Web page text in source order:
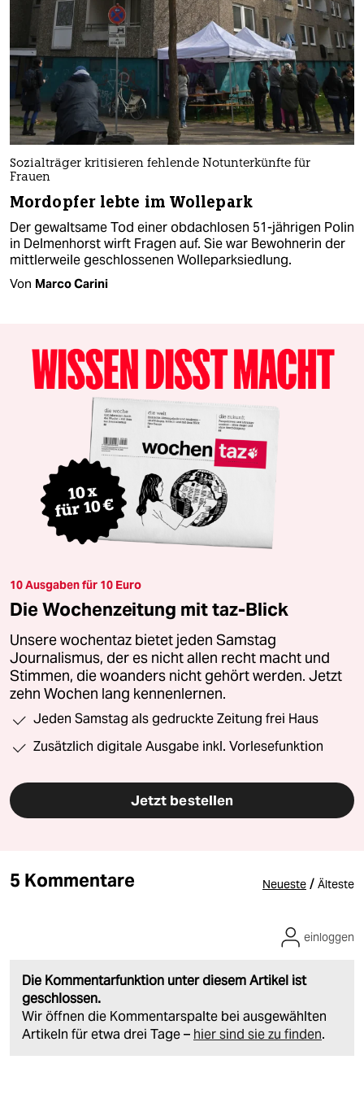
Sozialträger kritisieren fehlende Notunterkünfte für
Frauen
Mordopfer lebte im Wollepark
Der gewaltsame Tod einer obdachlosen 51-jährigen Polin
in Delmenhorst wirft Fragen auf. Sie war Bewohnerin der
mittlerweile geschlossenen Wolleparksiedlung.
Von Marco Carini
10 Ausgaben für 10 Euro
Die Wochenzeitung mit taz-Blick
Unsere wochentaz bietet jeden Samstag
Journalismus, der es nicht allen recht macht und
Stimmen, die woanders nicht gehört werden. Jetzt
zehn Wochen lang kennenlernen.
Jeden Samstag als gedruckte Zeitung frei Haus
Zusätzlich digitale Ausgabe inkl. Vorlesefunktion
Jetzt bestellen
5 Kommentare Neueste / Älteste
Die Kommentarfunktion unter diesem Artikel ist
geschlossen.
Wir öffnen die Kommentarspalte bei ausgewählten
Artikeln für etwa drei Tage – hier sind sie zu finden.
einloggen